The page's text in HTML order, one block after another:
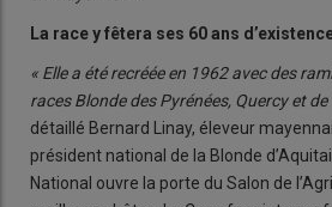
La race y fêtera ses 60 ans
« Elle a été recréée en 1962 avec des
races Blonde des Pyrénées, Quercy et
détaillé Bernard Linay, éleveur
président national de la Blonde
National ouvre la porte du Salon de